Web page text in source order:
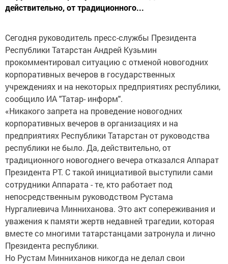
действительно, от традиционного...
Сегодня руководитель пресс-службы Президента
Республики Татарстан Андрей Кузьмин
прокомментировал ситуацию с отменой новогодних
корпоративных вечеров в государственных
учреждениях и на некоторых предприятиях республики,
сообщило ИА "Татар- информ".
«Никакого запрета на проведение новогодних
корпоративных вечеров в организациях и на
предприятиях Республики Татарстан от руководства
республики не было. Да, действительно, от
традиционного новогоднего вечера отказался Аппарат
Президента РТ. С такой инициативой выступили сами
сотрудники Аппарата - те, кто работает под
непосредственным руководством Рустама
Нургалиевича Минниханова. Это акт сопереживания и
уважения к памяти жертв недавней трагедии, которая
вместе со многими татарстанцами затронула и лично
Президента республики.
Но Рустам Минниханов никогда не делал свои